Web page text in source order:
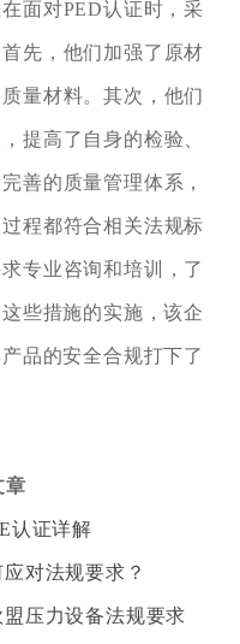
面对PED认证时，采
先，他们加强了原材
量材料。其次，他们
提高了自身的检验、
善的质量管理体系，
程都符合相关法规标
专业咨询和培训，了
些措施的实施，该企
品的安全合规打下了
章
认证详解
对法规要求？
盟压力设备法规要求